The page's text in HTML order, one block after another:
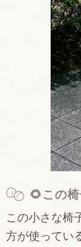
🌻この
この小さな椅
方が使ってい